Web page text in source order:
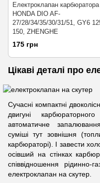
Електроклапан карбюратора
HONDA DIO AF-
27/28/34/35/30/31/51, GY6
150, ZHENGHE
175 грн
Цікаві деталі про
Сучасні компактні
двигуні
автоматичне
суміші тут зовнішня
карбюраторі). І завести
осівший на стінках
співвідношення рідинно-
електроклапан на скутер.